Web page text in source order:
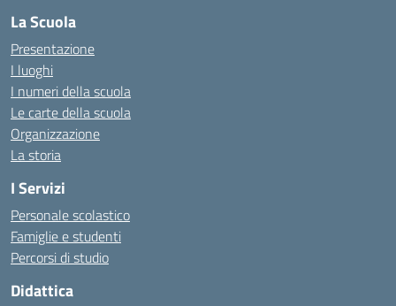
La Scuola
Presentazione
I luoghi
I numeri della scuola
Le carte della scuola
Organizzazione
La storia
I Servizi
Personale scolastico
Famiglie e studenti
Percorsi di studio
Didattica